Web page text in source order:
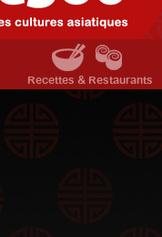
Recettes & Restaurants